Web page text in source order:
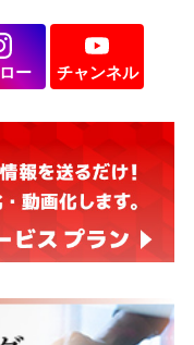
ー チャンネル